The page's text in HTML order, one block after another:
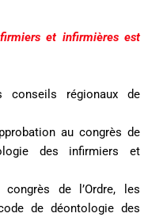
et infirmières est
conseils régionaux de
au congrès de
des infirmiers et
de l’Ordre, les
de déontologie des